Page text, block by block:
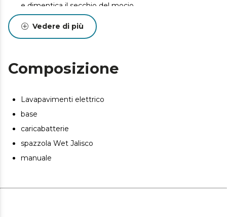
e dimentica il secchio del mocio.
Serbatoio d’acqua pulita e sporco separati: lava tutta la
casa senza necessità di svuotare il serbatoio.
Vedere di più
Composizione
Lavapavimenti elettrico
base
caricabatterie
spazzola Wet Jalisco
manuale